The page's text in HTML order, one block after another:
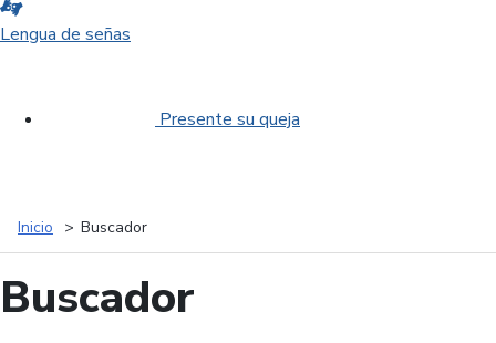
Lengua de señas
Presente su queja
Inicio Buscador
Buscador